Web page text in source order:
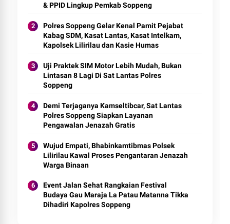
& PPID Lingkup Pemkab Soppeng
Polres Soppeng Gelar Kenal Pamit Pejabat
Kabag SDM, Kasat Lantas, Kasat Intelkam,
Kapolsek Lilirilau dan Kasie Humas
Uji Praktek SIM Motor Lebih Mudah, Bukan
Lintasan 8 Lagi Di Sat Lantas Polres
Soppeng
Demi Terjaganya Kamseltibcar, Sat Lantas
Polres Soppeng Siapkan Layanan
Pengawalan Jenazah Gratis
Wujud Empati, Bhabinkamtibmas Polsek
Lilirilau Kawal Proses Pengantaran Jenazah
Warga Binaan
Event Jalan Sehat Rangkaian Festival
Budaya Gau Maraja La Patau Matanna Tikka
Dihadiri Kapolres Soppeng